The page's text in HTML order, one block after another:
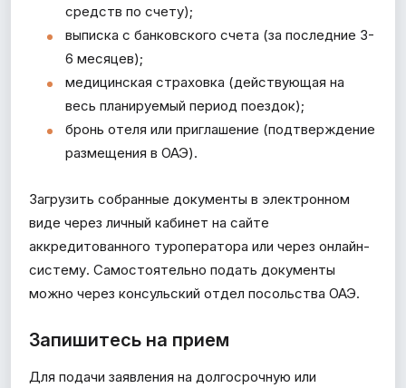
средств по счету);
выписка с банковского счета (за последние 3-
6 месяцев);
медицинская страховка (действующая на
весь планируемый период поездок);
бронь отеля или приглашение (подтверждение
размещения в ОАЭ).
Загрузить собранные документы в электронном
виде через личный кабинет на сайте
аккредитованного туроператора или через онлайн-
систему. Самостоятельно подать документы
можно через консульский отдел посольства ОАЭ.
Запишитесь на прием
Для подачи заявления на долгосрочную или